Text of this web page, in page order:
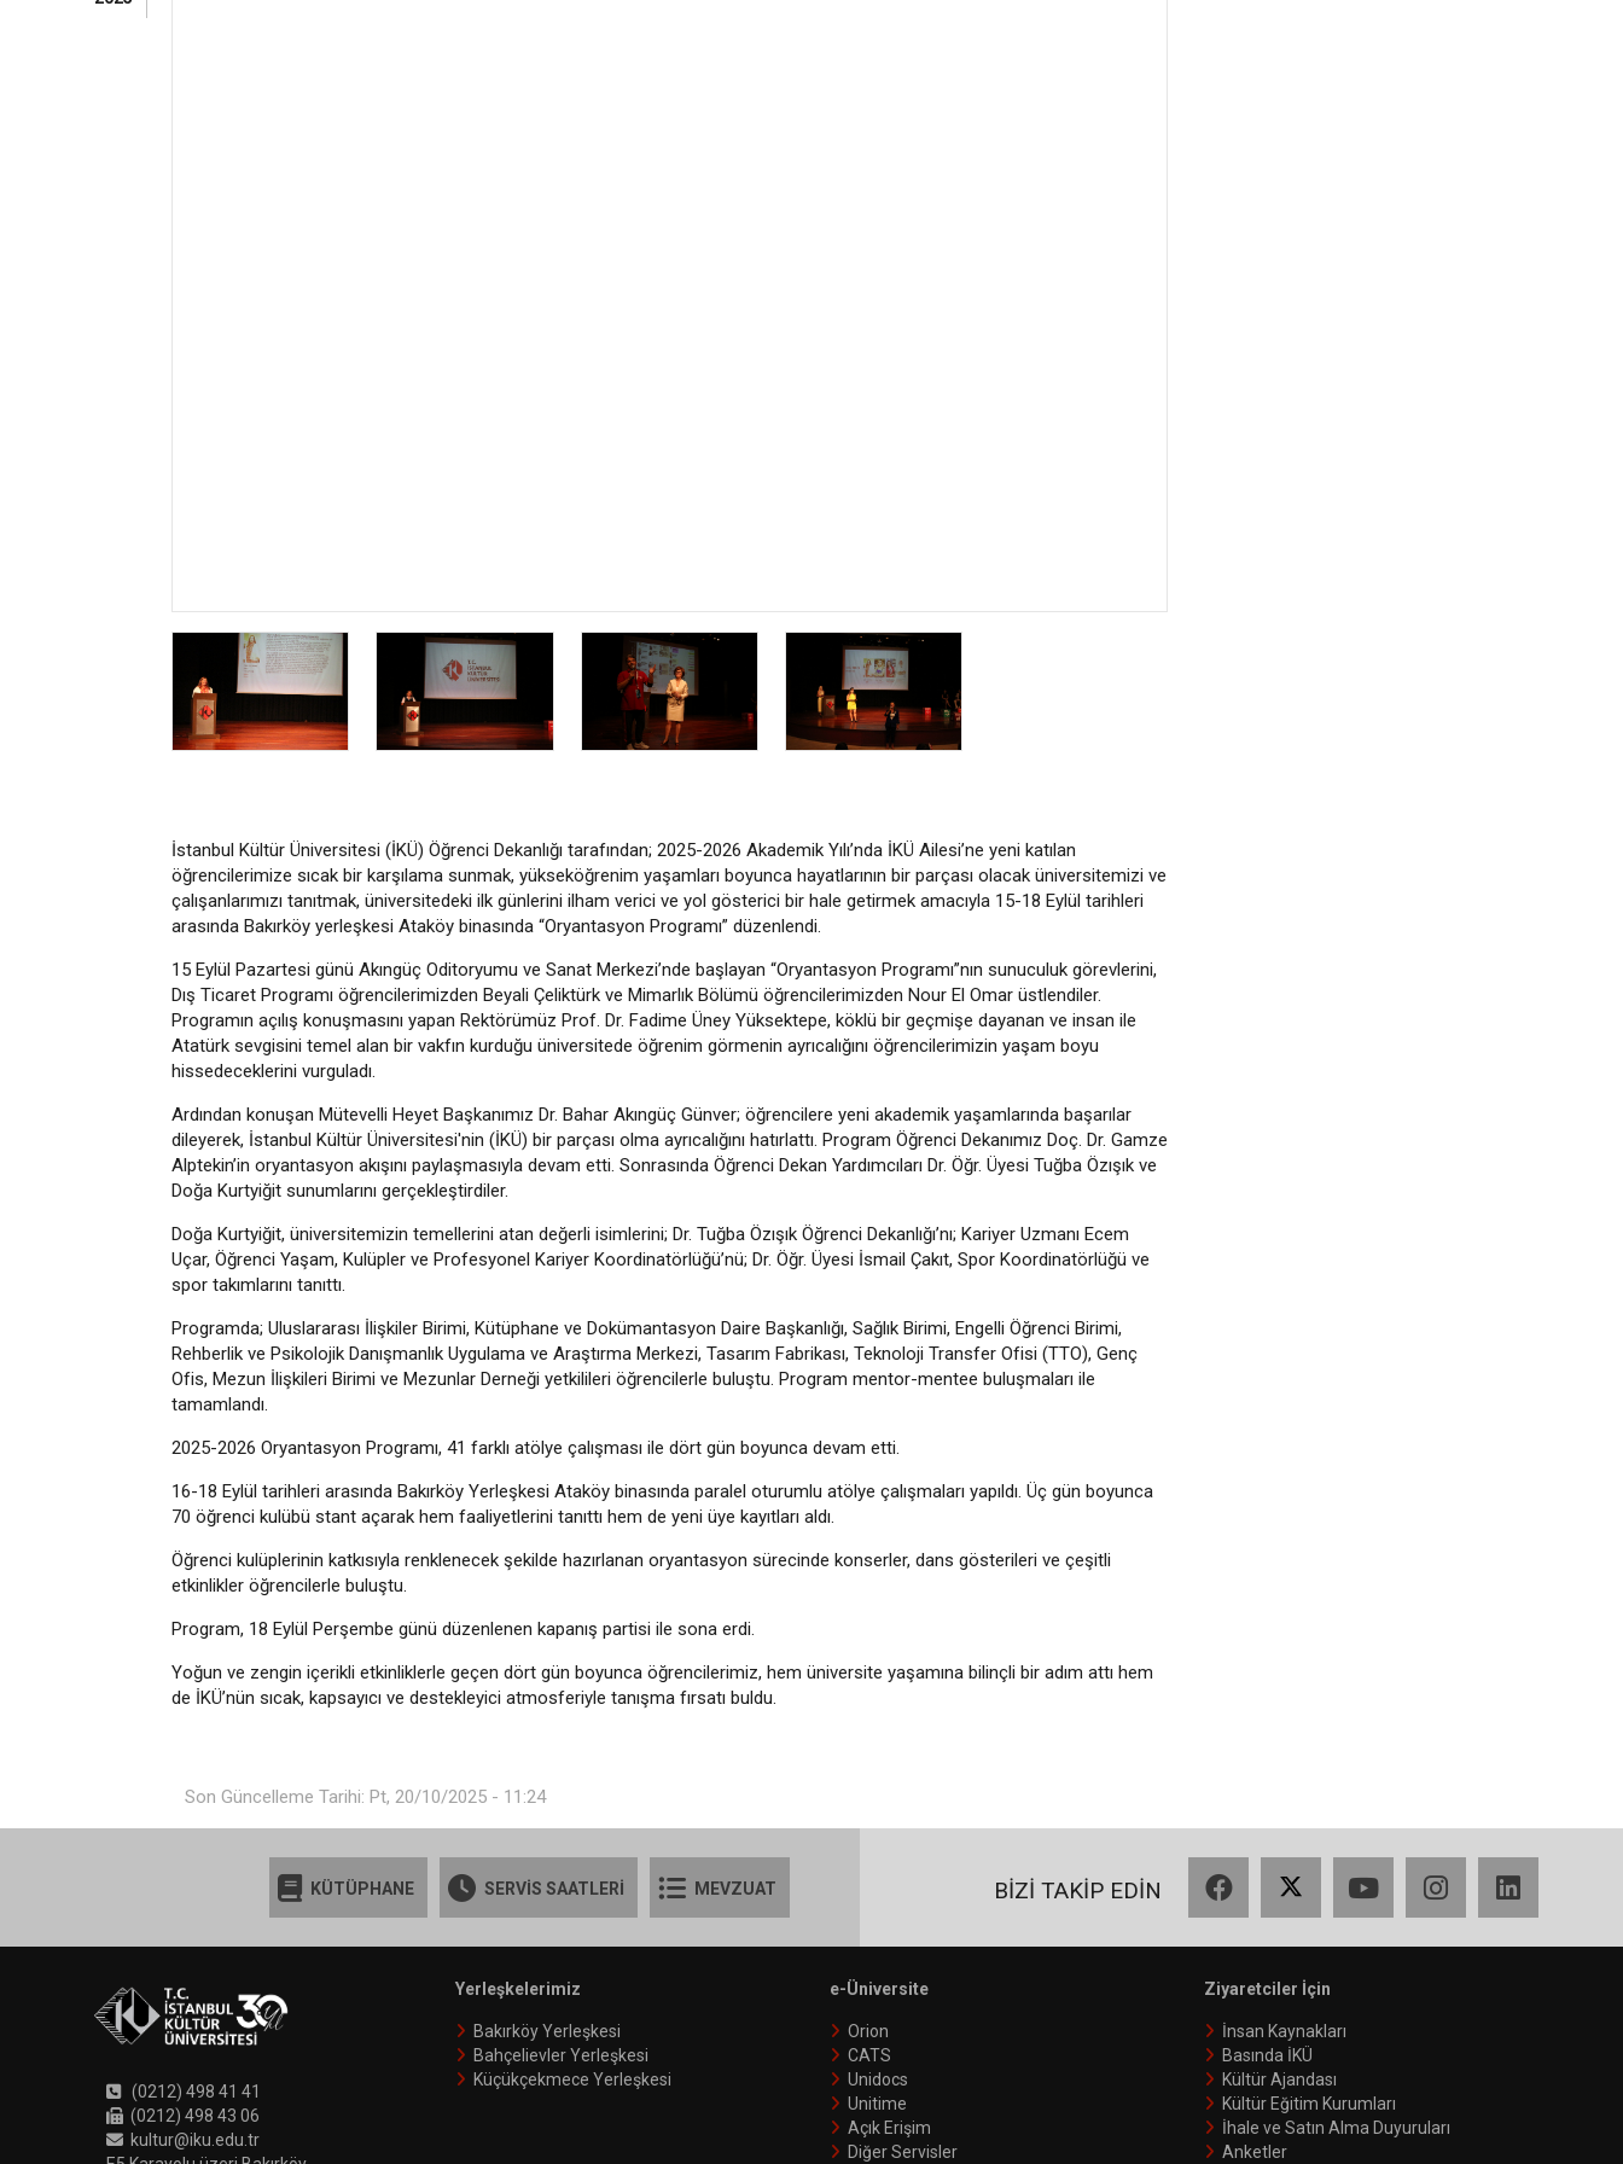
İstanbul Kültür Üniversitesi (İKÜ) Öğrenci Dekanlığı tarafından; 2025-2026 Akademik Yılı’nda İKÜ Ailesi’ne yeni katılan
öğrencilerimize sıcak bir karşılama sunmak, yükseköğrenim yaşamları boyunca hayatlarının bir parçası olacak üniversitemizi ve
çalışanlarımızı tanıtmak, üniversitedeki ilk günlerini ilham verici ve yol gösterici bir hale getirmek amacıyla 15-18 Eylül tarihleri
arasında Bakırköy yerleşkesi Ataköy binasında “Oryantasyon Programı” düzenlendi.
15 Eylül Pazartesi günü Akıngüç Oditoryumu ve Sanat Merkezi’nde başlayan “Oryantasyon Programı”nın sunuculuk görevlerini,
Dış Ticaret Programı öğrencilerimizden Beyali Çeliktürk ve Mimarlık Bölümü öğrencilerimizden Nour El Omar üstlendiler.
Programın açılış konuşmasını yapan Rektörümüz Prof. Dr. Fadime Üney Yüksektepe, köklü bir geçmişe dayanan ve insan ile
Atatürk sevgisini temel alan bir vakfın kurduğu üniversitede öğrenim görmenin ayrıcalığını öğrencilerimizin yaşam boyu
hissedeceklerini vurguladı.
Ardından konuşan Mütevelli Heyet Başkanımız Dr. Bahar Akıngüç Günver; öğrencilere yeni akademik yaşamlarında başarılar
dileyerek, İstanbul Kültür Üniversitesi'nin (İKÜ) bir parçası olma ayrıcalığını hatırlattı. Program Öğrenci Dekanımız Doç. Dr. Gamze
Alptekin’in oryantasyon akışını paylaşmasıyla devam etti. Sonrasında Öğrenci Dekan Yardımcıları Dr. Öğr. Üyesi Tuğba Özışık ve
Doğa Kurtyiğit sunumlarını gerçekleştirdiler.
Doğa Kurtyiğit, üniversitemizin temellerini atan değerli isimlerini; Dr. Tuğba Özışık Öğrenci Dekanlığı’nı; Kariyer Uzmanı Ecem
Uçar, Öğrenci Yaşam, Kulüpler ve Profesyonel Kariyer Koordinatörlüğü’nü; Dr. Öğr. Üyesi İsmail Çakıt, Spor Koordinatörlüğü ve
spor takımlarını tanıttı.
Programda; Uluslararası İlişkiler Birimi, Kütüphane ve Dokümantasyon Daire Başkanlığı, Sağlık Birimi, Engelli Öğrenci Birimi,
Rehberlik ve Psikolojik Danışmanlık Uygulama ve Araştırma Merkezi, Tasarım Fabrikası, Teknoloji Transfer Ofisi (TTO), Genç
Ofis, Mezun İlişkileri Birimi ve Mezunlar Derneği yetkilileri öğrencilerle buluştu. Program mentor-mentee buluşmaları ile
tamamlandı.
2025-2026 Oryantasyon Programı, 41 farklı atölye çalışması ile dört gün boyunca devam etti.
16-18 Eylül tarihleri arasında Bakırköy Yerleşkesi Ataköy binasında paralel oturumlu atölye çalışmaları yapıldı. Üç gün boyunca
70 öğrenci kulübü stant açarak hem faaliyetlerini tanıttı hem de yeni üye kayıtları aldı.
Öğrenci kulüplerinin katkısıyla renklenecek şekilde hazırlanan oryantasyon sürecinde konserler, dans gösterileri ve çeşitli
etkinlikler öğrencilerle buluştu.
Program, 18 Eylül Perşembe günü düzenlenen kapanış partisi ile sona erdi.
Yoğun ve zengin içerikli etkinliklerle geçen dört gün boyunca öğrencilerimiz, hem üniversite yaşamına bilinçli bir adım attı hem
de İKÜ’nün sıcak, kapsayıcı ve destekleyici atmosferiyle tanışma fırsatı buldu.
Son Güncelleme Tarihi: Pt, 20/10/2025 - 11:24
KÜTÜPHANE SERVİS SAATLERİ MEVZUAT BİZİ TAKİP EDİN
(0212) 498 41 41
(0212) 498 43 06
kultur@iku.edu.tr
Yerleşkelerimiz
Bakırköy Yerleşkesi
Bahçelievler Yerleşkesi
Küçükçekmece Yerleşkesi
e-Üniversite
Orion
CATS
Unidocs
Unitime
Açık Erişim
Diğer Servisler
Ziyaretciler İçin
İnsan Kaynakları
Basında İKÜ
Kültür Ajandası
Kültür Eğitim Kurumları
İhale ve Satın Alma Duyuruları
Anketler